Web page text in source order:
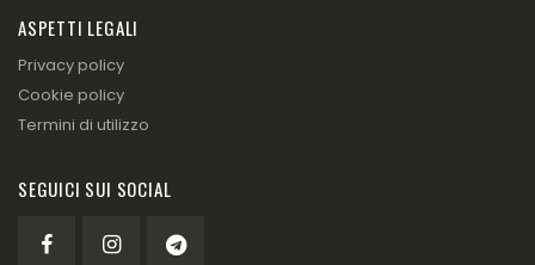
ASPETTI LEGALI
Privacy policy
Cookie policy
Termini di utilizzo
SEGUICI SUI SOCIAL